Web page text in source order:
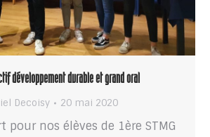
développement durable et grand oral
Decoisy 20 mai 2020
pour nos élèves de 1ère STMG